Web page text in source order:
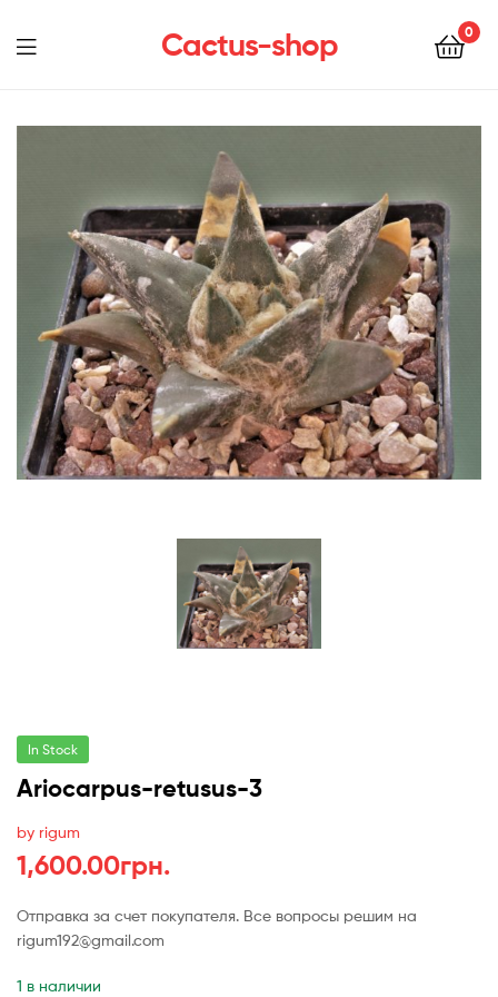
Cactus-shop 0
Menu
In Stock
Ariocarpus-retusus-3
by rigum
1,600.00грн.
Отправка за счет покупателя. Все вопросы решим на
rigum192@gmail.com
1 в наличии